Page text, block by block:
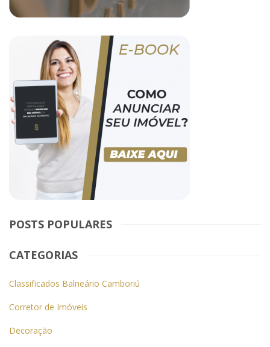
POSTS POPULARES
CATEGORIAS
Classificados Balneário Camboriú
Corretor de Imóveis
Decoração